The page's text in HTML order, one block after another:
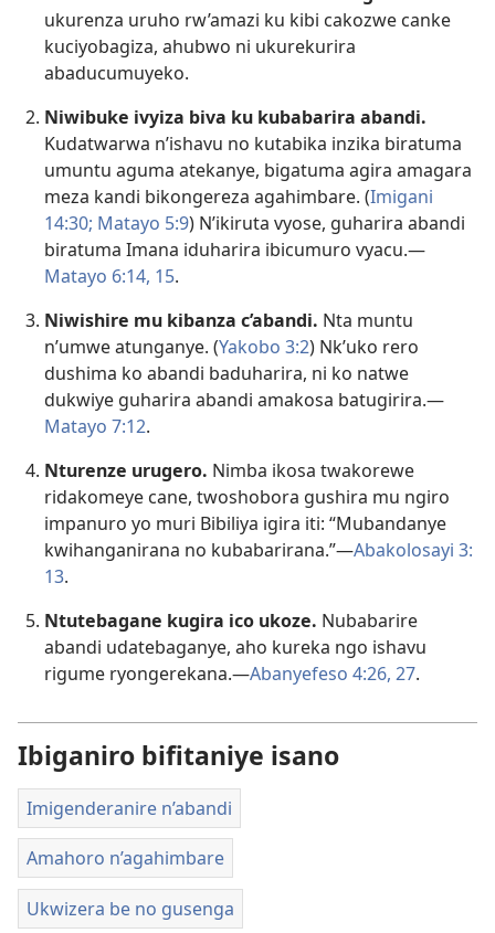
ukurenza uruho rw’amazi ku kibi cakozwe canke
kuciyobagiza, ahubwo ni ukurekurira
abaducumuyeko.
Niwibuke ivyiza biva ku kubabarira abandi.
Kudatwarwa n’ishavu no kutabika inzika biratuma
umuntu aguma atekanye, bigatuma agira amagara
meza kandi bikongereza agahimbare. (Imigani
14:30; Matayo 5:9) N’ikiruta vyose, guharira abandi
biratuma Imana iduharira ibicumuro vyacu.​—
Matayo 6:​14, 15.
Niwishire mu kibanza c’abandi. Nta muntu
n’umwe atunganye. (Yakobo 3:2) Nk’uko rero
dushima ko abandi baduharira, ni ko natwe
dukwiye guharira abandi amakosa batugirira.​—
Matayo 7:​12.
Nturenze urugero. Nimba ikosa twakorewe
ridakomeye cane, twoshobora gushira mu ngiro
impanuro yo muri Bibiliya igira iti: “Mubandanye
kwihanganirana no kubabarirana.”​—Abakolosayi 3:​
13.
Ntutebagane kugira ico ukoze. Nubabarire
abandi udatebaganye, aho kureka ngo ishavu
rigume ryongerekana.​—Abanyefeso 4:​26, 27.
Ibiganiro bifitaniye isano
Imigenderanire n’abandi
Amahoro n’agahimbare
Ukwizera be no gusenga